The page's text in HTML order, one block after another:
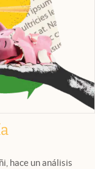
hace un análisis